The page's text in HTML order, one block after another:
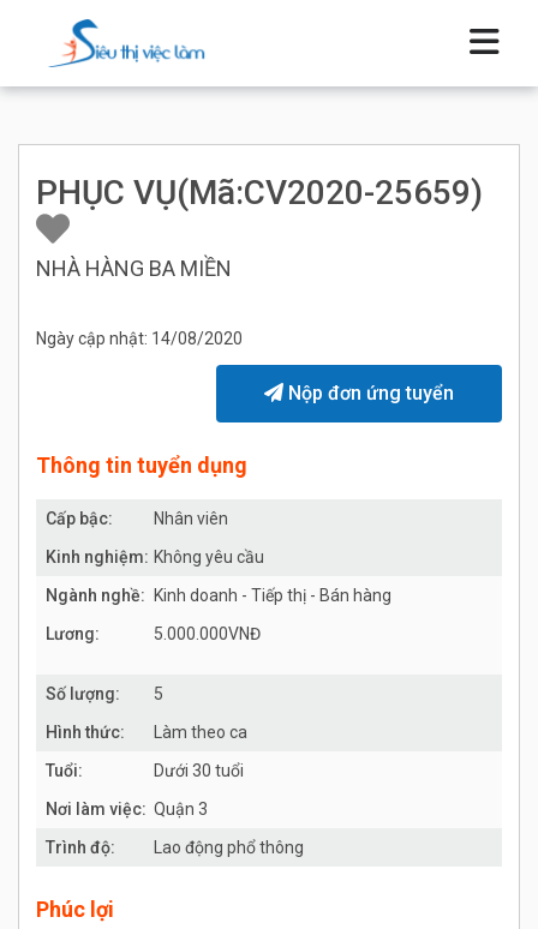
PHỤC VỤ(Mã:CV2020-25659)
NHÀ HÀNG BA MIỀN
Ngày cập nhật: 14/08/2020
Nộp đơn ứng tuyển
Thông tin tuyển dụng
Cấp bậc:
Nhân viên
Kinh nghiệm: Không yêu cầu
Ngành nghề:
Kinh doanh - Tiếp thị - Bán hàng
Lương:
5.000.000VNĐ
Số lượng:
5
Hình thức:
Làm theo ca
Tuổi:
Dưới 30 tuổi
Nơi làm việc: Quận 3
Trình độ:
Lao động phổ thông
Phúc lợi